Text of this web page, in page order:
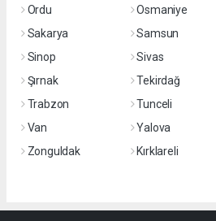
Ordu
Osmaniye
Sakarya
Samsun
Sinop
Sivas
Şırnak
Tekirdağ
Trabzon
Tunceli
Van
Yalova
Zonguldak
Kırklareli